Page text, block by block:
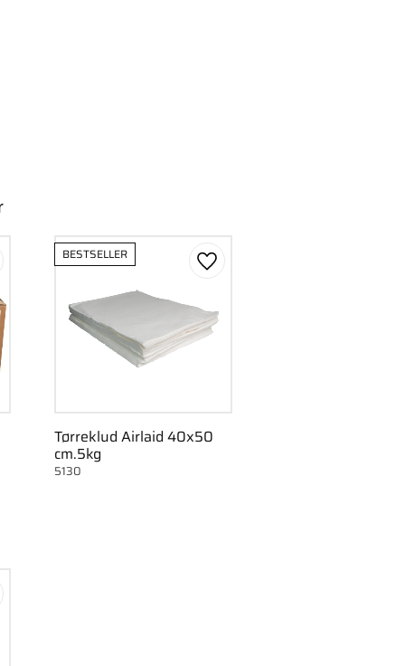
som favorit
Tørreklud Airlaid 40x50
cm.5kg
5130
BESTSELLER
Gem som favorit